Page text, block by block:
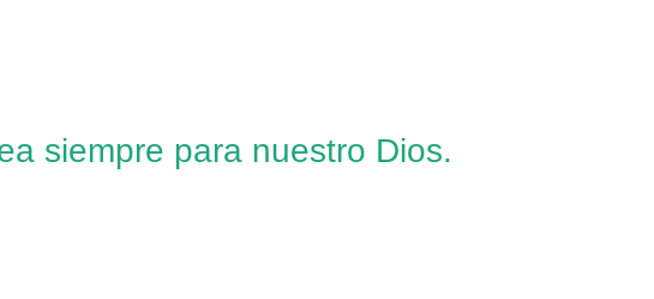
siempre para nuestro Dios.